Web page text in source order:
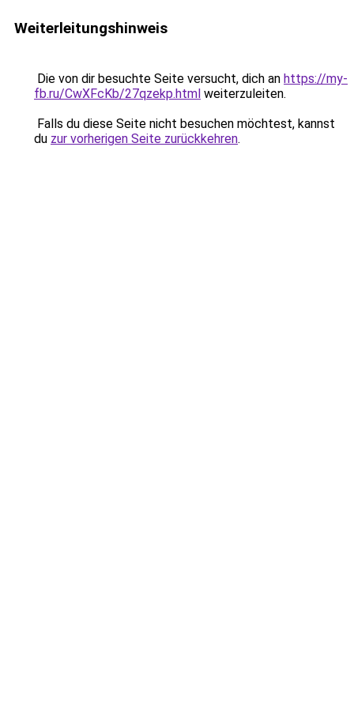
Weiterleitungshinweis
Die von dir besuchte Seite versucht, dich an https://my-
fb.ru/CwXFcKb/27qzekp.html weiterzuleiten.
Falls du diese Seite nicht besuchen möchtest, kannst
du zur vorherigen Seite zurückkehren.